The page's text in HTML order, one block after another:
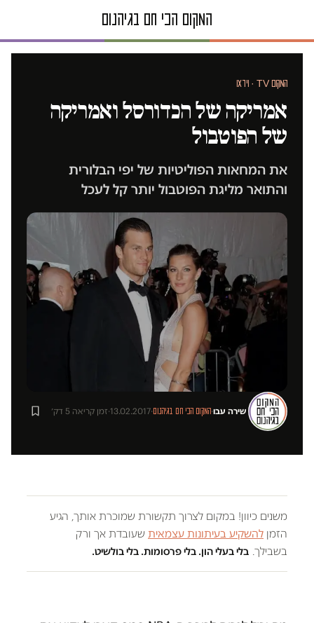
המקום TV · וידאו
אמריקה של הכדורסל ואמריקה
של הפוטבול
את המחאות הפוליטיות של יפי הבלורית
והתואר מליגת הפוטבול יותר קל לעכל
שירה עבו·המקום הכי חם בגיהנום·
13.02.2017
·זמן קריאה 5 דק׳
משנים כיוון! במקום לצרוך תקשורת שמוכרת אותך, הגיע
הזמן להשקיע בעיתונות עצמאית שעובדת אך ורק
בשבילך. בלי בעלי הון. בלי פרסומות. בלי בולשיט.